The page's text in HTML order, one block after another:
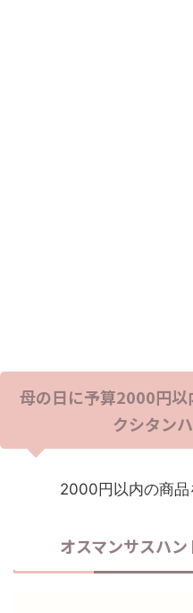
母の日に予算2000円
クシタン
2000円以内の商品
オスマンサスハ